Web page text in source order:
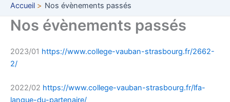
Accueil Nos évènements passés
Nos évènements passés
2023/01 https://www.college-vauban-strasbourg.fr/2662-
2/
2022/02 https://www.college-vauban-strasbourg.fr/lfa-
langue-du-partenaire/